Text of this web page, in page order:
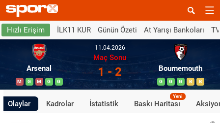
Hızlı Erişim İLK11 KUR Günün Özeti At Yarışı Bankoları
Arsenal
M G M G G
11.04.2026
Maç Sonu
1 - 2 Bournemouth
G G G B B
Olaylar Kadrolar İstatistik Baskı Haritası
Yeni